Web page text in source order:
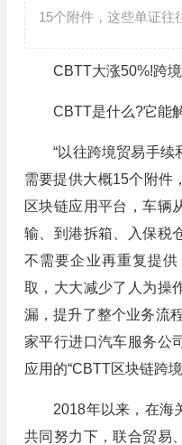
15个附件，这些单证往
CBTT大涨50%!跨境
CBTT是什么?它能解
“以往跨境贸易手续
需要提供大概15个附件
区块链应用平台，车辆
输、到港拆箱、入保税
不需要企业再重复提
取，大大减少了人为操
漏，提升了整个业务流
家平行进口汽车服务公
应用的“CBTT区块链跨
2018年以来，在海关
共同努力下，联合贸易